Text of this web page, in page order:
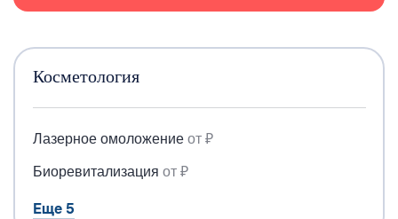
Косметология
Лазерное омоложение от ₽
Биоревитализация от ₽
Еще 5